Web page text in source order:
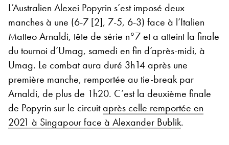
L’Australien Alexei Popyrin s’est imposé deux
manches à une (6-7 [2], 7-5, 6-3) face à l’Italien
Matteo Arnaldi, tête de série n°7 et a atteint la finale
du tournoi d’Umag, samedi en fin d’après-midi, à
Umag. Le combat aura duré 3h14 après une
première manche, remportée au tie-break par
Arnaldi, de plus de 1h20. C’est la deuxième finale
de Popyrin sur le circuitaprès celle remportée en
2021 à Singapour face à Alexander Bublik.